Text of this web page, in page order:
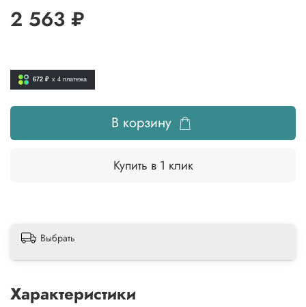
2 563 ₽
672 ₽ x 4 платежа
В корзину
Купить в 1 клик
Выбрать
Характеристики